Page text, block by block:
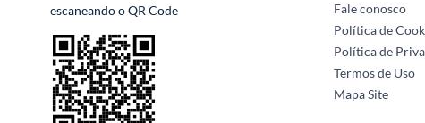
escaneando o QR Code
Fale conosco
Política de
Política de
Termos de Uso
Mapa Site